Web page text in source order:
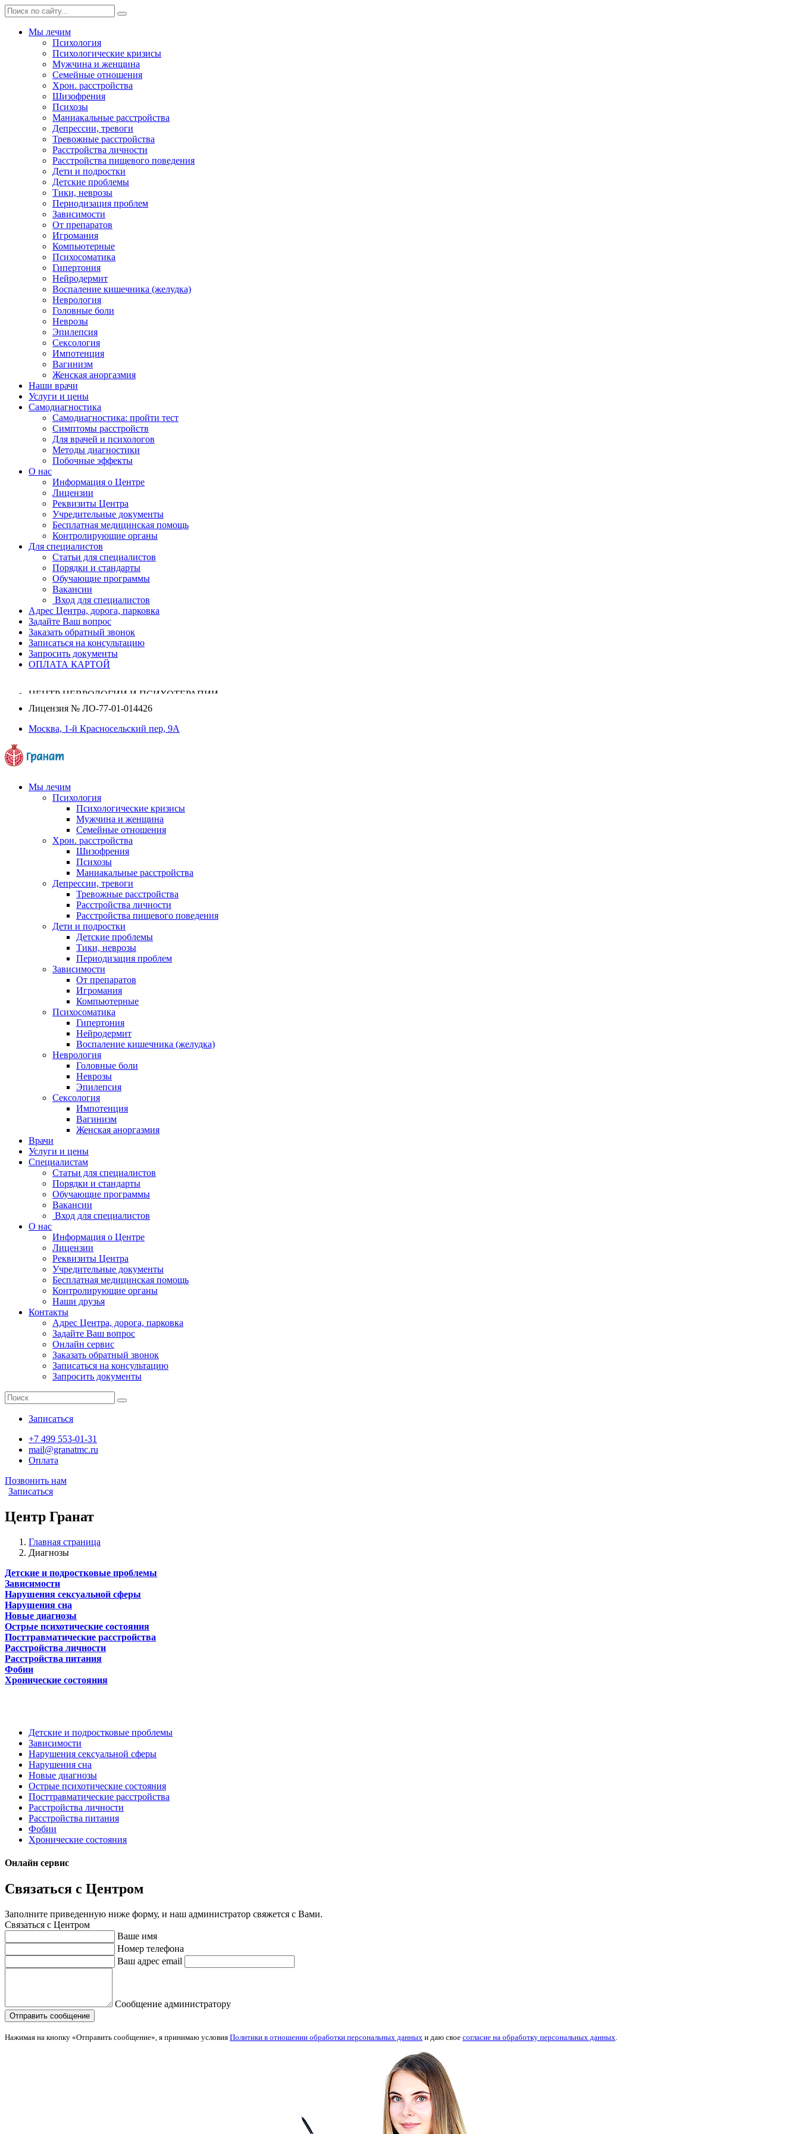
Мы лечим
Психология
Психологические кризисы
Мужчина и женщина
Семейные отношения
Хрон. расстройства
Шизофрения
Психозы
Маниакальные расстройства
Депрессии, тревоги
Тревожные расстройства
Расстройства личности
Расстройства пищевого поведения
Дети и подростки
Детские проблемы
Тики, неврозы
Периодизация проблем
Зависимости
От препаратов
Игромания
Компьютерные
Психосоматика
Гипертония
Нейродермит
Воспаление кишечника (желудка)
Неврология
Головные боли
Неврозы
Эпилепсия
Сексология
Импотенция
Вагинизм
Женская аноргазмия
Наши врачи
Услуги и цены
Самодиагностика
Самодиагностика: пройти тест
Симптомы расстройств
Для врачей и психологов
Методы диагностики
Побочные эффекты
О нас
Информация о Центре
Лицензии
Реквизиты Центра
Учредительные документы
Бесплатная медицинская помощь
Контролирующие органы
Для специалистов
Статьи для специалистов
Порядки и стандарты
Обучающие программы
Вакансии
Вход для специалистов
Адрес Центра, дорога, парковка
Задайте Ваш вопрос
Заказать обратный звонок
Записаться на консультацию
Запросить документы
ОПЛАТА КАРТОЙ
ЦЕНТР НЕВРОЛОГИИ И ПСИХОТЕРАПИИ
Лицензия № ЛО-77-01-014426
Москва, 1-й Красносельский пер, 9А
Мы лечим
Психология
Психологические кризисы
Мужчина и женщина
Семейные отношения
Хрон. расстройства
Шизофрения
Психозы
Маниакальные расстройства
Депрессии, тревоги
Тревожные расстройства
Расстройства личности
Расстройства пищевого поведения
Дети и подростки
Детские проблемы
Тики, неврозы
Периодизация проблем
Зависимости
От препаратов
Игромания
Компьютерные
Психосоматика
Гипертония
Нейродермит
Воспаление кишечника (желудка)
Неврология
Головные боли
Неврозы
Эпилепсия
Сексология
Импотенция
Вагинизм
Женская аноргазмия
Врачи
Услуги и цены
Специалистам
Статьи для специалистов
Порядки и стандарты
Обучающие программы
Вакансии
Вход для специалистов
О нас
Информация о Центре
Лицензии
Реквизиты Центра
Учредительные документы
Бесплатная медицинская помощь
Контролирующие органы
Наши друзья
Контакты
Адрес Центра, дорога, парковка
Задайте Ваш вопрос
Онлайн сервис
Заказать обратный звонок
Записаться на консультацию
Запросить документы
Записаться
+7 499 553-01-31
mail@granatmc.ru
Оплата
Позвонить нам
Записаться
Центр Гранат
Главная страница
Диагнозы
Детские и подростковые проблемы
Зависимости
Нарушения сексуальной сферы
Нарушения сна
Новые диагнозы
Острые психотические состояния
Посттравматические расстройства
Расстройства личности
Расстройства питания
Фобии
Хронические состояния
Детские и подростковые проблемы
Зависимости
Нарушения сексуальной сферы
Нарушения сна
Новые диагнозы
Острые психотические состояния
Посттравматические расстройства
Расстройства личности
Расстройства питания
Фобии
Хронические состояния
Онлайн сервис
Связаться с Центром
Заполните приведенную ниже форму, и наш администратор свяжется с Вами.
Связаться с Центром
Ваше имя
Номер телефона
Ваш адрес email
Сообщение администратору
Нажимая на кнопку «Отправить сообщение», я принимаю условия Политики в отношении обработки персональных данных и даю свое согласие на обработку персональных данных.